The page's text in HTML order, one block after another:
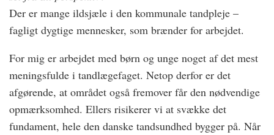
Der er mange ildsjæle i den kommunale tandpleje –
fagligt dygtige mennesker, som brænder for arbejdet.
For mig er arbejdet med børn og unge noget af det mest
meningsfulde i tandlægefaget. Netop derfor er det
afgørende, at området også fremover får den nødvendige
opmærksomhed. Ellers risikerer vi at svække det
fundament, hele den danske tandsundhed bygger på. Når